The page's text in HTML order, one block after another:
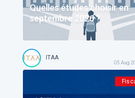
Quelles études choisir en
septembre 2026 ?
ITAA
05 Aug